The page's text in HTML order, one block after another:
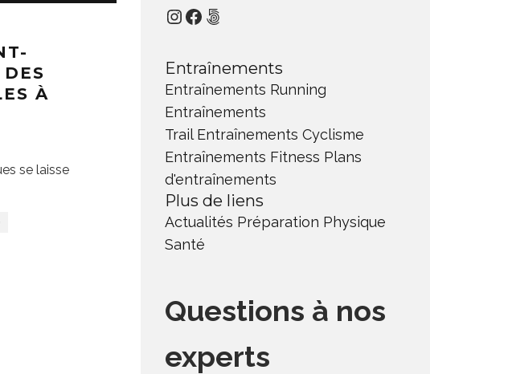
À
se laisse
Instagram
Facebook
500px
Entraînements
Entraînements Running
Entraînements
Trail Entraînements Cyclisme
Entraînements Fitness Plans
d'entraînements
Plus de liens
Actualités Préparation Physique
Santé
Questions à nos
experts